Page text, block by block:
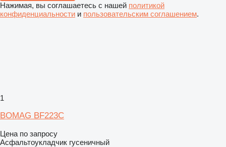
Нажимая, вы соглашаетесь с нашей политикой
конфиденциальности и пользовательским соглашением.
1
BOMAG BF223С
Цена по запросу
Асфальтоукладчик гусеничный